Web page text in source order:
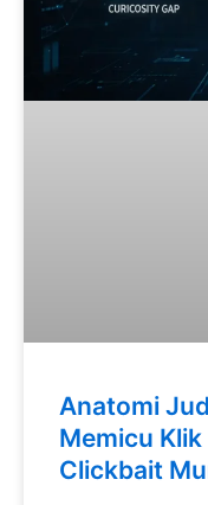
Anatomi
Memicu
Clickbait